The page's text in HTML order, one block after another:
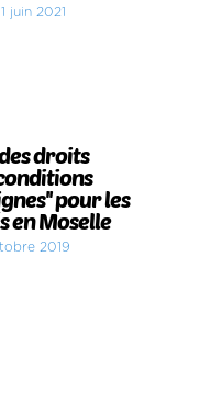
juin 2021
droits
pour les
en Moselle
2019